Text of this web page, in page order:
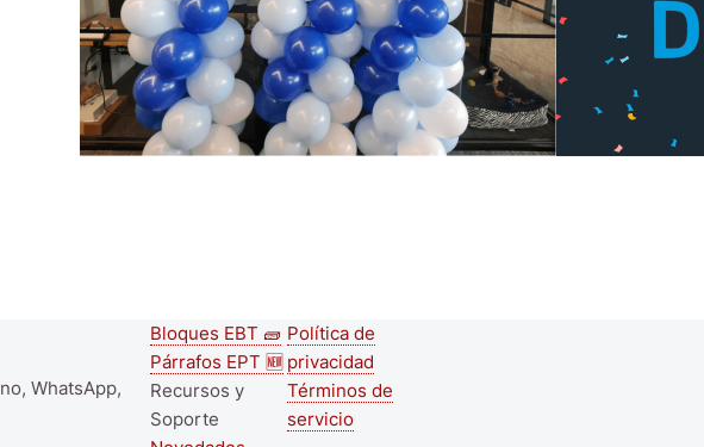
WhatsApp,
Second
footer
Bloques EBT 🧱
Párrafos EPT 🆕
Recursos y
Soporte
Footer menu
Política de
privacidad
Términos de
servicio